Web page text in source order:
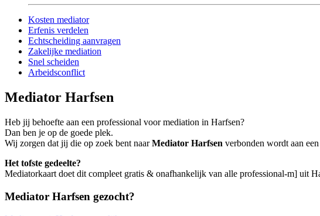
Kosten mediator
Erfenis verdelen
Echtscheiding aanvragen
Zakelijke mediation
Snel scheiden
Arbeidsconflict
Mediator Harfsen
Heb jij behoefte aan een professional voor mediation in Harfsen?
Dan ben je op de goede plek.
Wij zorgen dat jij die op zoek bent naarMediator Harfsen verbonden wordt aan
Het tofste gedeelte?
Mediatorkaart doet dit compleet gratis & onafhankelijk van alle professional-m] uit
Mediator Harfsen gezocht?